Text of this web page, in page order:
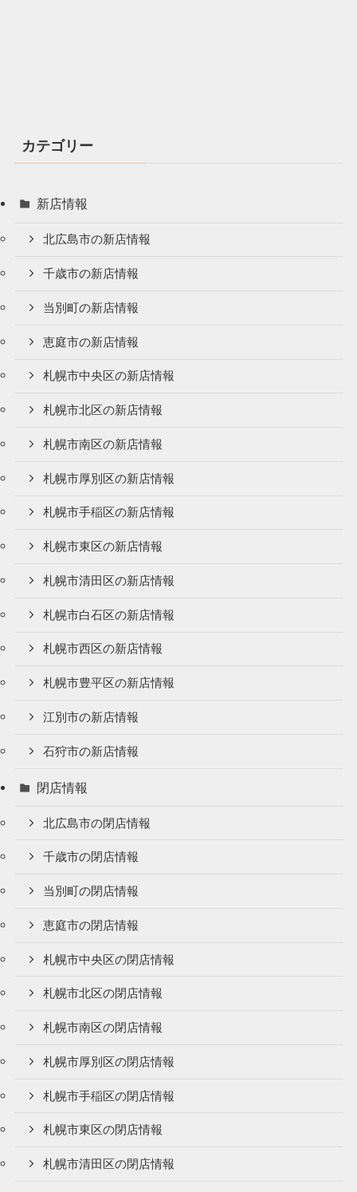
カテゴリー
新店情報
北広島市の新店情報
千歳市の新店情報
当別町の新店情報
恵庭市の新店情報
札幌市中央区の新店情報
札幌市北区の新店情報
札幌市南区の新店情報
札幌市厚別区の新店情報
札幌市手稲区の新店情報
札幌市東区の新店情報
札幌市清田区の新店情報
札幌市白石区の新店情報
札幌市西区の新店情報
札幌市豊平区の新店情報
江別市の新店情報
石狩市の新店情報
閉店情報
北広島市の閉店情報
千歳市の閉店情報
当別町の閉店情報
恵庭市の閉店情報
札幌市中央区の閉店情報
札幌市北区の閉店情報
札幌市南区の閉店情報
札幌市厚別区の閉店情報
札幌市手稲区の閉店情報
札幌市東区の閉店情報
札幌市清田区の閉店情報